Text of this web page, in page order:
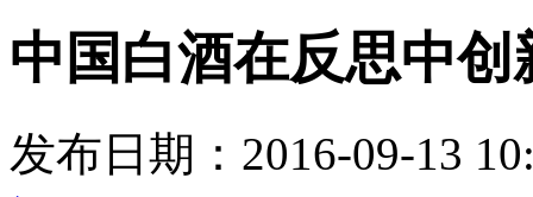
中国白酒在反思中
发布日期：2016-09-13